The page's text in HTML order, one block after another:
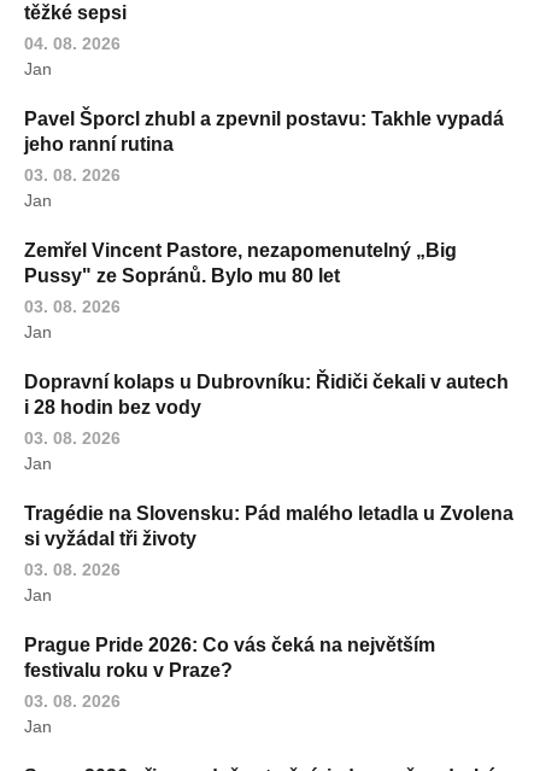
těžké sepsi
04. 08. 2026
Jan
Pavel Šporcl zhubl a zpevnil postavu: Takhle vypadá
jeho ranní rutina
03. 08. 2026
Jan
Zemřel Vincent Pastore, nezapomenutelný „Big
Pussy" ze Sopránů. Bylo mu 80 let
03. 08. 2026
Jan
Dopravní kolaps u Dubrovníku: Řidiči čekali v autech
i 28 hodin bez vody
03. 08. 2026
Jan
Tragédie na Slovensku: Pád malého letadla u Zvolena
si vyžádal tři životy
03. 08. 2026
Jan
Prague Pride 2026: Co vás čeká na největším
festivalu roku v Praze?
03. 08. 2026
Jan